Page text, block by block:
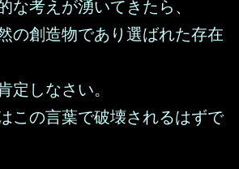
な考えが湧いてきたら、
の創造物であり選ばれた存在
定しなさい。
この言葉で破壊されるはずで